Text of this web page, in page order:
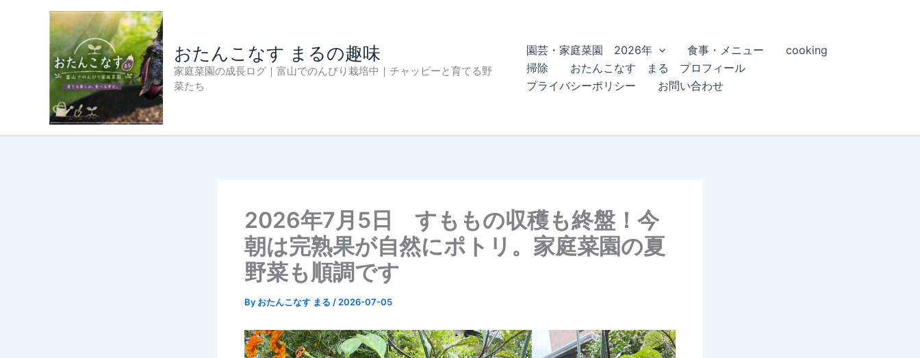
おたんこなす まるの趣味
家庭菜園の成長ログ｜富山でのんびり栽培中｜チャッピーと育てる野
菜たち
園芸・家庭菜園 2026年 食事・メニュー
cooking
掃除
おたんこなす まる プロフィール
プライバシーポリシー
お問い合わせ
2026年7月5日 すももの収穫も終盤！今
朝は完熟果が自然にポトリ。家庭菜園の夏
野菜も順調です
By おたんこなす まる / 2026-07-05